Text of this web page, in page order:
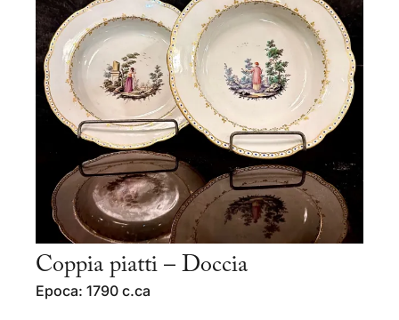
Coppia piatti – Doccia
Epoca: 1790 c.ca